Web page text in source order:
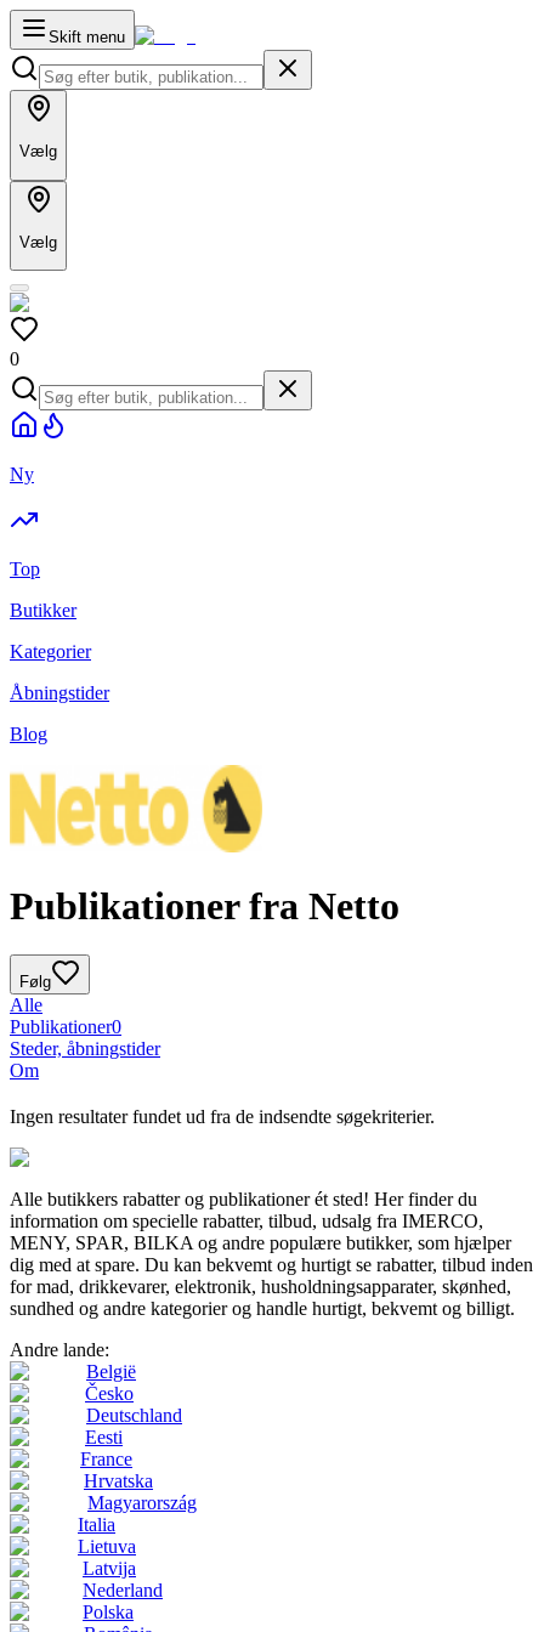
Skift menu
Vælg
Vælg
0
Ny
Top
Butikker
Kategorier
Åbningstider
Blog
Publikationer fra Netto
Følg
Alle
Publikationer0
Steder, åbningstider
Om
Ingen resultater fundet ud fra de indsendte søgekriterier.
Alle butikkers rabatter og publikationer ét sted! Her finder du
information om specielle rabatter, tilbud, udsalg fra IMERCO,
MENY, SPAR, BILKA og andre populære butikker, som hjælper
dig med at spare. Du kan bekvemt og hurtigt se rabatter, tilbud inden
for mad, drikkevarer, elektronik, husholdningsapparater, skønhed,
sundhed og andre kategorier og handle hurtigt, bekvemt og billigt.
Andre lande:
België
Česko
Deutschland
Eesti
France
Hrvatska
Magyarország
Italia
Lietuva
Latvija
Nederland
Polska